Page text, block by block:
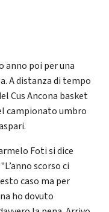
anno poi per una
A distanza di tempo
Cus Ancona basket
campionato umbro
Foti si dice
scorso ci
caso ma per
ho dovuto